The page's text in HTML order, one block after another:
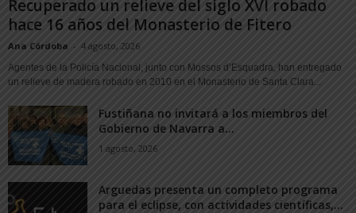
Recuperado un relieve del siglo XVI robado
hace 16 años del Monasterio de Fitero
Ana Córdoba - 4 agosto, 2026
Agentes de la Policía Nacional, junto con Mossos d’Esquadra, han entregado
un relieve de madera robado en 2010 en el Monasterio de Santa Clara...
Fustiñana no invitará a los miembros del
Gobierno de Navarra a...
1 agosto, 2026
Arguedas presenta un completo programa
para el eclipse, con actividades científicas,...